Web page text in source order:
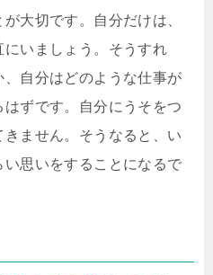
大切です。自分だけは、
いましょう。そうすれ
自分はどのような仕事が
ずです。自分にうそをつ
ません。そうなると、い
思いをすることになるで